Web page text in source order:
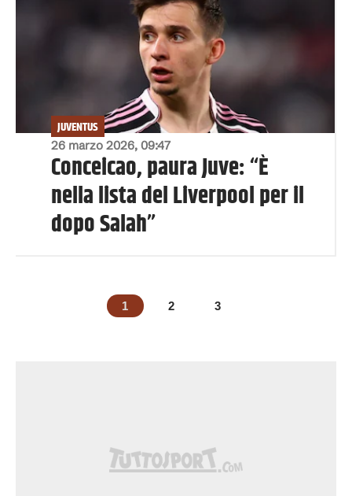
26 marzo 2026, 09:47
JUVENTUS
Conceicao, paura Juve: “È
nella lista del Liverpool per il
dopo Salah”
1 2 3